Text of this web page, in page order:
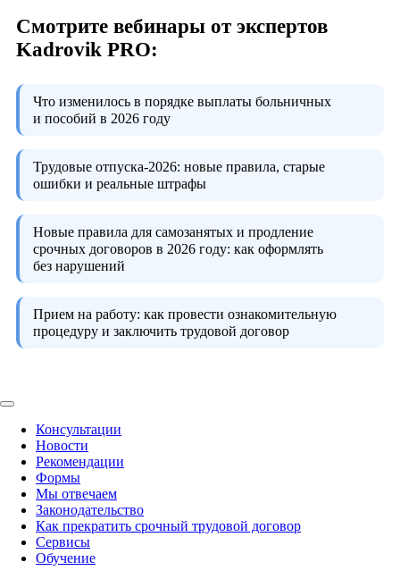
Смотрите вебинары от экспертов
Kadrovik PRO:
Что изменилось в порядке выплаты больничных
и пособий в 2026 году
Трудовые отпуска-2026: новые правила, старые
ошибки и реальные штрафы
Новые правила для самозанятых и продление
срочных договоров в 2026 году: как оформлять
без нарушений
Прием на работу: как провести ознакомительную
процедуру и заключить трудовой договор
Консультации
Новости
Рекомендации
Формы
Мы отвечаем
Законодательство
Как прекратить срочный трудовой договор
Сервисы
Обучение